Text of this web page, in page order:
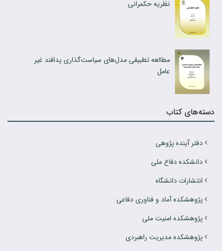
نظریه حکمرانی
مطالعه تطبیقی مدل‌های سیاست‌گذاری پدافند غیر
عامل
دسته‌های کتاب
دفتر آینده پژوهی
دانشکده دفاع ملی
انتشارات دانشگاه
پژوهشکده آماد و فناوری دفاعی
پژوهشکده امنیت ملی
پژوهشکده مدیریت راهبردی